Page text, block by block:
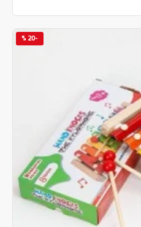
-20 %